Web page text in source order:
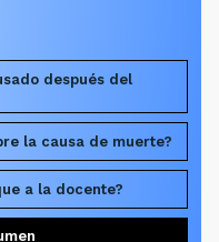
después del
la causa de muerte?
a la docente?